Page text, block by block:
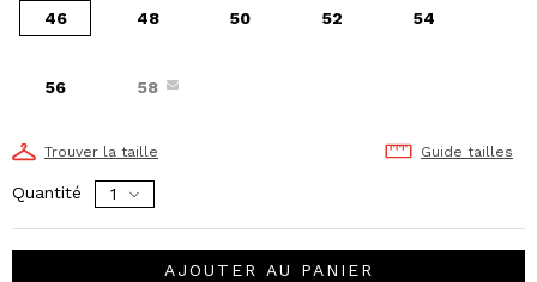
46 48 50 52 54
56 58
Trouver la taille Guide tailles
Quantité
AJOUTER AU PANIER